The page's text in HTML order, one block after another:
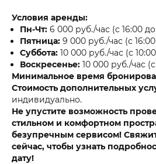
Условия аренды:
Пн-Чт: 6 000 руб./час (с 16:00
Пятница: 9 000 руб./час (с
Суббота: 10 000 руб./час (с
Воскресенье: 10 000 руб./час
Минимальное время
Стоимость дополнительных
индивидуально.
Не упустите возможность
стильном и комфортном
безупречным сервисом!
сейчас, чтобы узнать
дату!